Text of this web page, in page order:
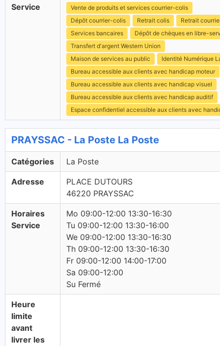
Service
Vente de produits et services courrier-colis
Dépôt courrier-colis
Retrait colis
Retrait
Services bancaires
Dépôt de chèques en libre-
Transfert d'argent Western Union
Maison de services au public
Identité Numérique
Bureau accessible aux clients avec handicap moteur
Bureau accessible aux clients avec handicap visuel
Bureau accessible aux clients avec handicap auditif
Espace confidentiel accessible aux clients avec
PRAYSSAC - La Poste La Poste
Catégories La Poste
Adresse
PLACE DUTOURS
46220 PRAYSSAC
Horaires
Service
Mo 09:00-12:00 13:30-16:30
Tu 09:00-12:00 13:30-16:00
We 09:00-12:00 13:30-16:30
Th 09:00-12:00 13:30-16:30
Fr 09:00-12:00 14:00-17:00
Sa 09:00-12:00
Su Fermé
Heure
limite
avant
livrer les